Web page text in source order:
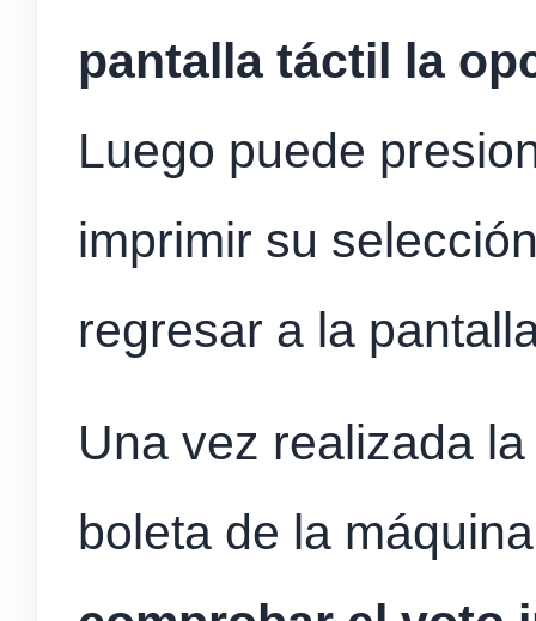
pantalla táctil la
Luego puede
imprimir su
regresar a la
Una vez realizada
boleta de la